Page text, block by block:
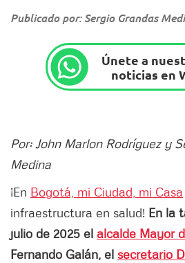
Publicado por: Sergio Grandas
Únete a
noticias en
Por: John Marlon Rodríguez y
Medina
¡En Bogotá, mi Ciudad, mi Casa
infraestructura en salud! En la
julio de 2025 el alcalde Mayor
Fernando Galán, el secretario